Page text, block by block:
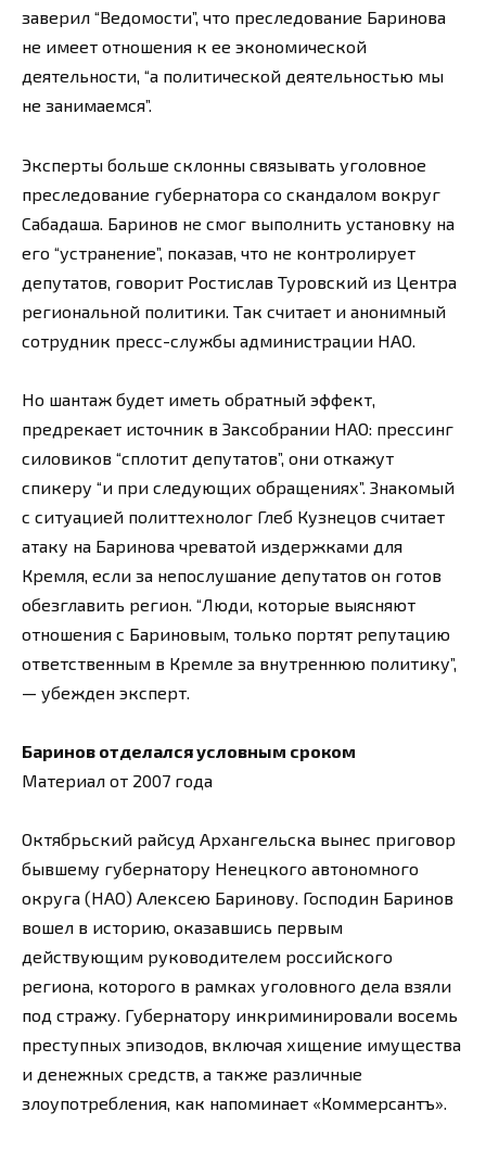
заверил “Ведомости”, что преследование Баринова
не имеет отношения к ее экономической
деятельности, “а политической деятельностью мы
не занимаемся”.
Эксперты больше склонны связывать уголовное
преследование губернатора со скандалом вокруг
Сабадаша. Баринов не смог выполнить установку на
его “устранение”, показав, что не контролирует
депутатов, говорит Ростислав Туровский из Центра
региональной политики. Так считает и анонимный
сотрудник пресс-службы администрации НАО.
Но шантаж будет иметь обратный эффект,
предрекает источник в Заксобрании НАО: прессинг
силовиков “сплотит депутатов”, они откажут
спикеру “и при следующих обращениях”. Знакомый
с ситуацией политтехнолог Глеб Кузнецов считает
атаку на Баринова чреватой издержками для
Кремля, если за непослушание депутатов он готов
обезглавить регион. “Люди, которые выясняют
отношения с Бариновым, только портят репутацию
ответственным в Кремле за внутреннюю политику”,
— убежден эксперт.
Баринов отделался условным сроком
Материал от 2007 года
Октябрьский райсуд Архангельска вынес приговор
бывшему губернатору Ненецкого автономного
округа (НАО) Алексею Баринову. Господин Баринов
вошел в историю, оказавшись первым
действующим руководителем российского
региона, которого в рамках уголовного дела взяли
под стражу. Губернатору инкриминировали восемь
преступных эпизодов, включая хищение имущества
и денежных средств, а также различные
злоупотребления, как напоминает «Коммерсантъ».